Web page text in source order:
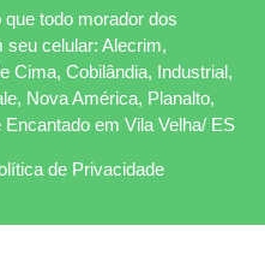
todo morador dos
seu celular: Alecrim,
Cima, Cobilândia, Industrial,
Nova América, Planalto,
em Vila Velha/ ES
de Privacidade